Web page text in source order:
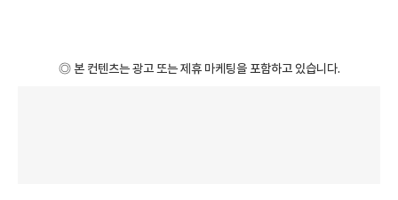
◎ 본 컨텐츠는 광고 또는 제휴 마케팅을 포함하고 있습니다.